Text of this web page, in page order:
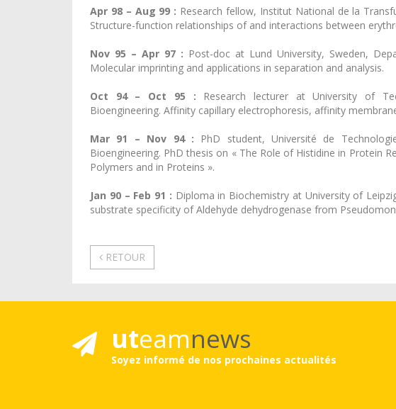
Apr 98 – Aug 99 : Research fellow, Institut National de la
Structure-function relationships of and interactions between
Nov 95 – Apr 97 : Post-doc at Lund University, Sweden,
Molecular imprinting and applications in separation and analysis.
Oct 94 – Oct 95 : Research lecturer at University of
Bioengineering. Affinity capillary electrophoresis, affinity
Mar 91 – Nov 94 : PhD student, Université de
Bioengineering. PhD thesis on « The Role of Histidine in Protein
Polymers and in Proteins ».
Jan 90 – Feb 91 : Diploma in Biochemistry at University of
substrate specificity of Aldehyde dehydrogenase from
RETOUR
uteamnews
Soyez informé de nos prochaines actualités